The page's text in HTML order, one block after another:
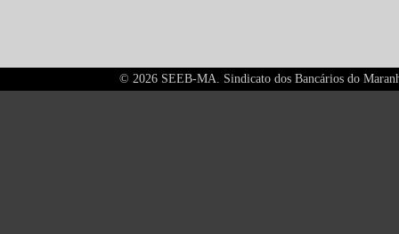
© 2026 SEEB-MA. Sindicato dos Bancários do